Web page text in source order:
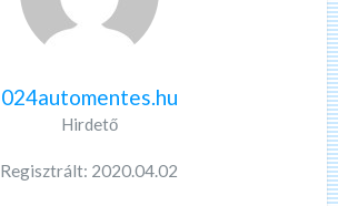
024automentes.hu
Hirdető
Regisztrált: 2020.04.02